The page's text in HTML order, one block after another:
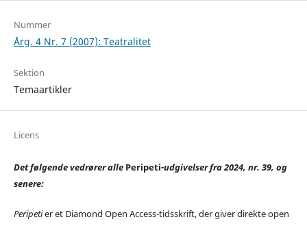
Nummer
Årg. 4 Nr. 7 (2007): Teatralitet
Sektion
Temaartikler
Licens
Det følgende vedrører alle Peripeti-udgivelser fra 2024, nr. 39, og
senere:
Peripetier et Diamond Open Access-tidsskrift, der giver direkte open